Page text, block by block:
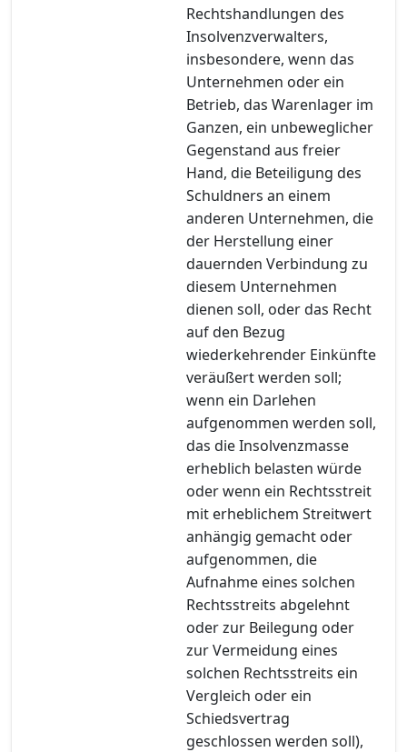
Rechtshandlungen des
Insolvenzverwalters,
insbesondere, wenn das
Unternehmen oder ein
Betrieb, das Warenlager im
Ganzen, ein unbeweglicher
Gegenstand aus freier
Hand, die Beteiligung des
Schuldners an einem
anderen Unternehmen, die
der Herstellung einer
dauernden Verbindung zu
diesem Unternehmen
dienen soll, oder das Recht
auf den Bezug
wiederkehrender Einkünfte
veräußert werden soll;
wenn ein Darlehen
aufgenommen werden soll,
das die Insolvenzmasse
erheblich belasten würde
oder wenn ein Rechtsstreit
mit erheblichem Streitwert
anhängig gemacht oder
aufgenommen, die
Aufnahme eines solchen
Rechtsstreits abgelehnt
oder zur Beilegung oder
zur Vermeidung eines
solchen Rechtsstreits ein
Vergleich oder ein
Schiedsvertrag
geschlossen werden soll),